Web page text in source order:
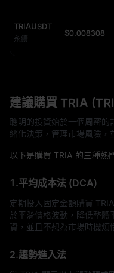
TRIAUSDT
永續
$0.008308
建議購買 TRIA
聰明的投資始於一個周密的
緒化決策，管理市場風險，
以下是購買 TRIA 的三種熱
1.平均成本法 (DCA)
定期投入固定金額購買
於平滑價格波動，降低整體
資，並且不想為市場時機煩
2.趨勢進入法